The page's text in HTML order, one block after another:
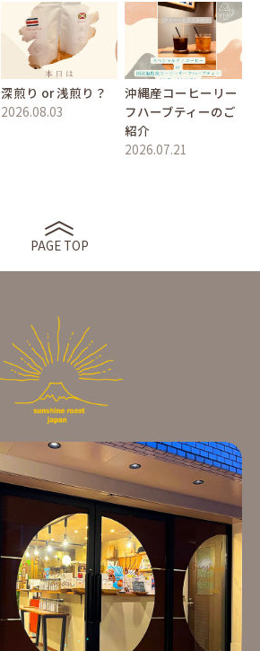
深煎り or 浅煎り？
2026.08.03
沖縄産コーヒーリー
フハーブティーのご
紹介
2026.07.21
PAGE TOP